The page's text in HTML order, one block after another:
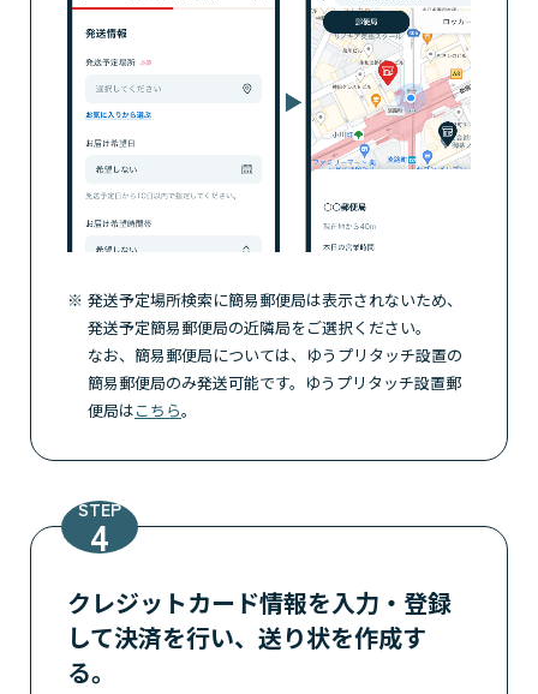
発送予定場所検索に簡易郵便局は表示されないため、
発送予定簡易郵便局の近隣局をご選択ください。
なお、簡易郵便局については、ゆうプリタッチ設置の
簡易郵便局のみ発送可能です。ゆうプリタッチ設置郵
便局はこちら。
STEP
クレジットカード情報を入力・登録
して決済を行い、 送り状を作成す
る。